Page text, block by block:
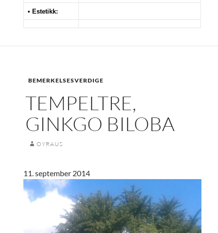
• Estetikk:
BEMERKELSESVERDIGE
TEMPELTRE,
GINKGO BILOBA
OYRAUS
11. september 2014